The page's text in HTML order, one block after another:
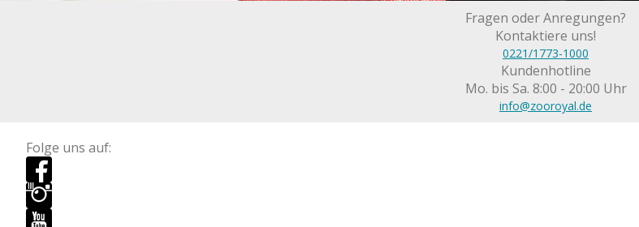
Fragen oder Anregungen?
Kontaktiere uns!
0221/1773-1000
Kundenhotline
Mo. bis Sa. 8:00 - 20:00 Uhr
info@zooroyal.de
Folge uns auf: